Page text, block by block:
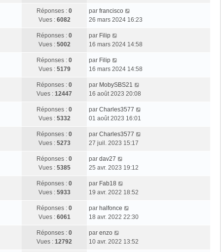
a
g
s
a
g
r
m
s
a
g
n
i
r
m
s
a
g
Réponses : 0
Vues : 6082
D
e
n
i
r
m
s
a
g
par francisco
26 mars 2024 16:23
Réponses : 0
Vues : 5002
D
e
n
i
r
m
s
a
g
par Filip
16 mars 2024 14:58
Réponses : 0
Vues : 5179
D
e
n
i
r
m
s
a
g
par Filip
16 mars 2024 14:58
Réponses : 0
Vues : 12447
D
e
n
i
r
m
s
a
g
par MobySBS21
16 août 2023 20:08
Réponses : 0
Vues : 5332
D
e
n
i
r
m
s
a
g
par Charles3577
01 août 2023 16:01
Réponses : 0
Vues : 5273
D
e
n
i
r
m
s
a
g
par Charles3577
27 juil. 2023 15:17
Réponses : 0
Vues : 5385
D
e
n
i
r
m
s
par dav27
25 avr. 2023 19:12
Réponses : 0
Vues : 5933
D
e
n
i
r
m
par Fab18
19 avr. 2022 18:52
Réponses : 0
Vues : 6061
D
e
n
i
par halfonce
18 avr. 2022 22:30
Réponses : 0
Vues : 12792
D
e
par enzo
10 avr. 2022 13:52